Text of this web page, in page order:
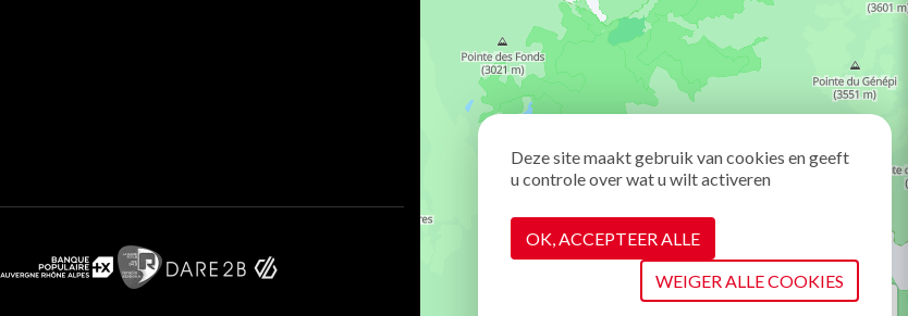
Deze site maakt gebruik van cookies en geeft
u controle over wat u wilt activeren
OK, ACCEPTEER ALLE
WEIGER ALLE COOKIES